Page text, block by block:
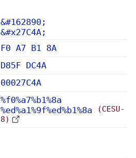
&#162890;
&#x27C4A;
F0 A7 B1 8A
D85F DC4A
00027C4A
%f0%a7%b1%8a
%ed%a1%9f%ed%b1%8a
(CESU-
8)